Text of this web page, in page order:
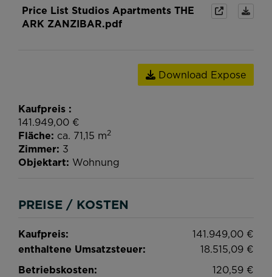
Price List Studios Apartments THE
ARK ZANZIBAR.pdf
Download Expose
Kaufpreis
141.949,00 €
Fläche ca. 71,15 m2
Zimmer 3
Objektart Wohnung
PREISE / KOSTEN
Kaufpreis:
141.949,00 €
enthaltene Umsatzsteuer:
18.515,09 €
Betriebskosten:
120,59 €